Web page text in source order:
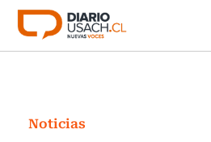
Click acá para ir directamente
Investigación
Noticias